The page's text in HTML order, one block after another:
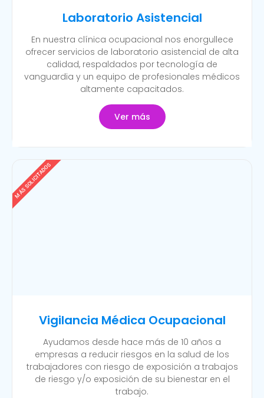
Laboratorio Asistencial
En nuestra clínica ocupacional nos enorgullece
ofrecer servicios de laboratorio asistencial de alta
calidad, respaldados por tecnología de
vanguardia y un equipo de profesionales médicos
altamente capacitados.
Ver más
Vigilancia Médica Ocupacional
Ayudamos desde hace más de 10 años a
empresas a reducir riesgos en la salud de los
trabajadores con riesgo de exposición a trabajos
de riesgo y/o exposición de su bienestar en el
trabajo.
MÁS SOLICITADOS